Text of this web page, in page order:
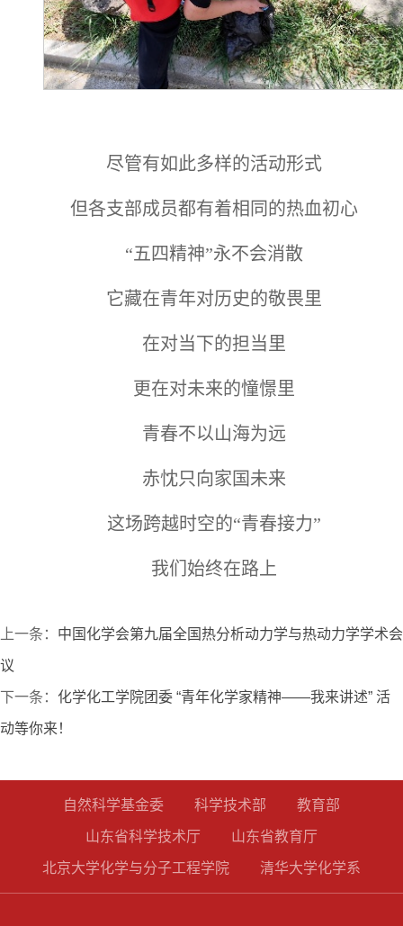
尽管有如此多样的活动形式
但各支部成员都有着相同的热血初心
“五四精神”永不会消散
它藏在青年对历史的敬畏里
在对当下的担当里
更在对未来的憧憬里
青春不以山海为远
赤忱只向家国未来
这场跨越时空的“青春接力”
我们始终在路上
上一条： 中国化学会第九届全国热分析动力学与热动力学学术会
议
下一条： 化学化工学院团委 “青年化学家精神——我来讲述” 活
动等你来！
自然科学基金委 科学技术部 教育部
山东省科学技术厅 山东省教育厅
北京大学化学与分子工程学院 清华大学化学系